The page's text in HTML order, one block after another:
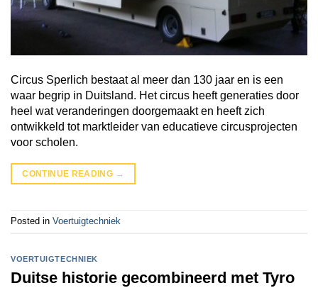
Circus Sperlich bestaat al meer dan 130 jaar en is een
waar begrip in Duitsland. Het circus heeft generaties door
heel wat veranderingen doorgemaakt en heeft zich
ontwikkeld tot marktleider van educatieve circusprojecten
voor scholen.
CONTINUE READING →
Posted in Voertuigtechniek
VOERTUIGTECHNIEK
Duitse historie gecombineerd met Tyro